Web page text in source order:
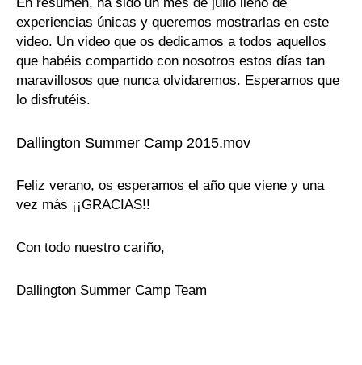
experiencias únicas y queremos mostrarlas en este
video. Un video que os dedicamos a todos aquellos
que habéis compartido con nosotros estos días tan
maravillosos que nunca olvidaremos. Esperamos que
lo disfrutéis.
Dallington Summer Camp 2015.mov
Feliz verano, os esperamos el año que viene y una
vez más ¡¡GRACIAS!!
Con todo nuestro cariño,
Dallington Summer Camp Team